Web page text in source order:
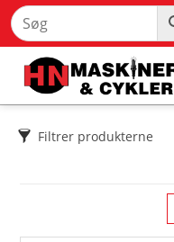
Filtrer produkterne